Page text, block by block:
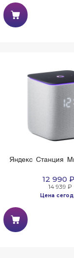
Яндекс Станция
12 990 ₽
14 939 ₽
Цена